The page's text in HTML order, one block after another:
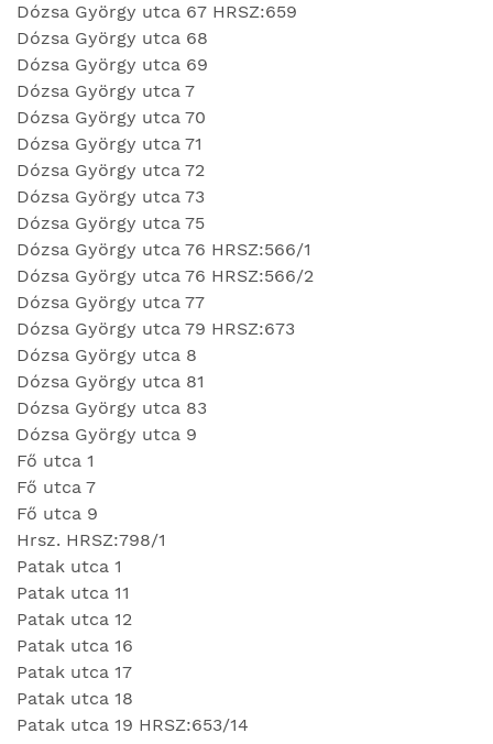
Dózsa György utca 67 HRSZ:659
Dózsa György utca 68
Dózsa György utca 69
Dózsa György utca 7
Dózsa György utca 70
Dózsa György utca 71
Dózsa György utca 72
Dózsa György utca 73
Dózsa György utca 75
Dózsa György utca 76 HRSZ:566/1
Dózsa György utca 76 HRSZ:566/2
Dózsa György utca 77
Dózsa György utca 79 HRSZ:673
Dózsa György utca 8
Dózsa György utca 81
Dózsa György utca 83
Dózsa György utca 9
Fő utca 1
Fő utca 7
Fő utca 9
Hrsz. HRSZ:798/1
Patak utca 1
Patak utca 11
Patak utca 12
Patak utca 16
Patak utca 17
Patak utca 18
Patak utca 19 HRSZ:653/14